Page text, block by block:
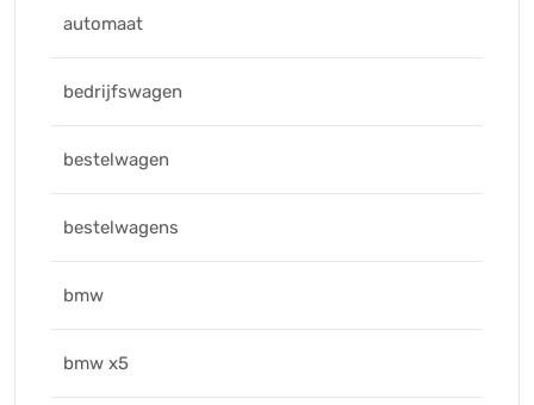
automaat
bedrijfswagen
bestelwagen
bestelwagens
bmw
bmw x5